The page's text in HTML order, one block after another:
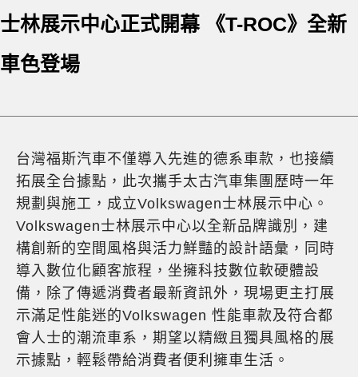
士林展示中心正式開幕 《T-ROC》全新
車色登場
台灣福斯汽車不僅導入先進的德系車款，也接續
拓展全台據點，此次攜手太古汽車集團歷時一年
規劃與施工，成立Volkswagen士林展示中心。
Volkswagen士林展示中心以全新品牌識別，建
構創新的空間風格與活力鮮豔的設計語彙，同時
導入數位化顧客旅程，坐擁科技數位軟硬體設
備，除了傳遞消費者最新資訊外，現場更主打展
示滿足性能迷的Volkswagen 性能車款及符合都
會人士的潮流車系，期望以精緻且獨具風格的展
示據點，輕鬆帶給消費者便利擁車生活。